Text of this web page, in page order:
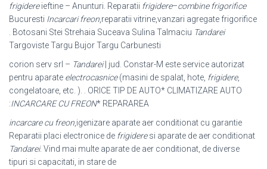
frigidereieftine – Anunturi. Reparatii frigidere–combine frigorifice
Bucuresti Incarcari freon ,reparatii vitrine,vanzari agregate frigorifice
. Botosani Stei Strehaia Suceava Sulina Talmaciu Tandarei
Targoviste Targu Bujor Targu Carbunesti
corion serv srl – Tandarei| jud. Constar-M este service autorizat
pentru aparate electrocasnice(masini de spalat, hote, frigidere,
congelatoare, etc. ). . ORICE TIP DE AUTO* CLIMATIZARE AUTO
:INCARCARE CU FREON* REPARAREA
incarcare cu freon ,igenizare aparate aer conditionat cu garantie
Reparatii placi electronice de frigideresi aparate de aer conditionat
Tandarei. Vind mai multe aparate de aer conditionat, de diverse
tipuri si capacitati, in stare de